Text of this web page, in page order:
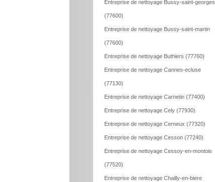
Entreprise de nettoyage Bussy-saint-georges
(77600)
Entreprise de nettoyage Bussy-saint-martin
(77600)
Entreprise de nettoyage Buthiers (77760)
Entreprise de nettoyage Cannes-ecluse
(77130)
Entreprise de nettoyage Carnetin (77400)
Entreprise de nettoyage Cely (77930)
Entreprise de nettoyage Cerneux (77320)
Entreprise de nettoyage Cesson (77240)
Entreprise de nettoyage Cessoy-en-montois
(77520)
Entreprise de nettoyage Chailly-en-biere